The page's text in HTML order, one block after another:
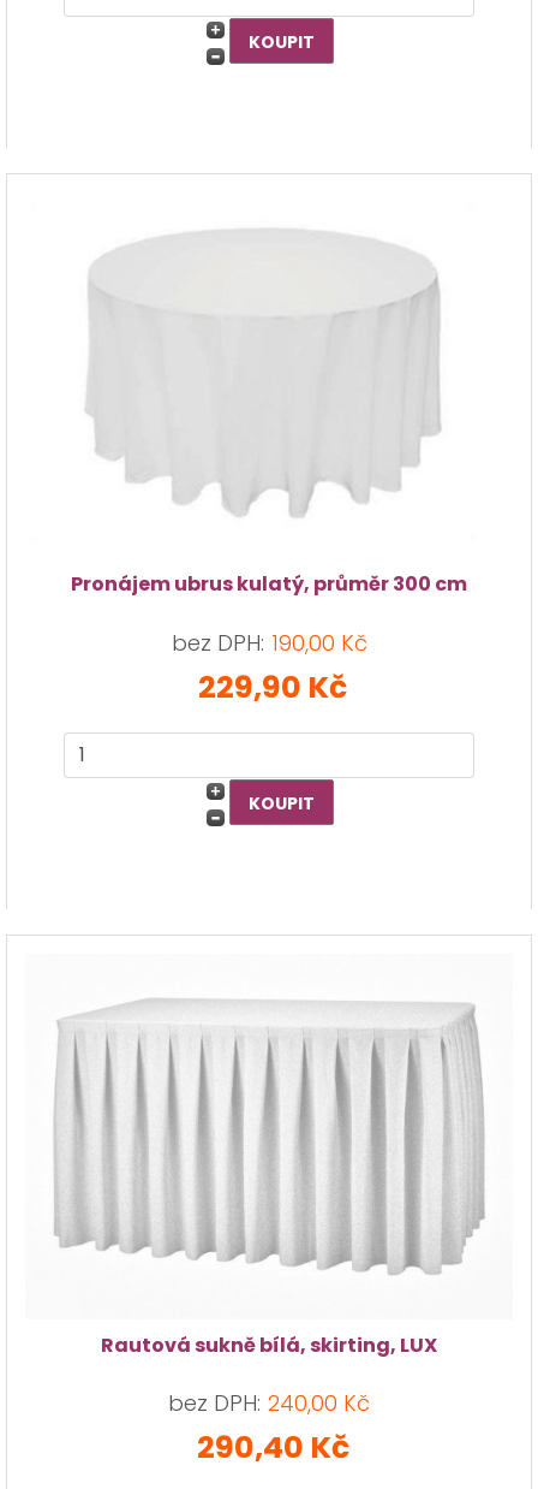
Pronájem ubrus kulatý, průměr 300 cm
bez DPH: 190,00 Kč
229,90 Kč
Rautová sukně bílá, skirting, LUX
bez DPH: 240,00 Kč
290,40 Kč